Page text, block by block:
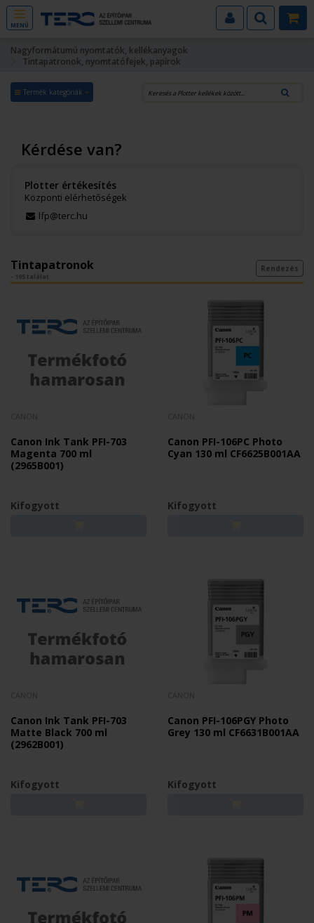
MENÜ
Nagyformátumú nyomtatók, kellékanyagok
Tintapatronok, nyomtatófejek, papírok
Termék kategóriák
Kérdése van?
Plotter értékesítés
Központi elérhetőségek
lfp@terc.hu
Tintapatronok
- 195 találat
Rendezés
Canon Ink Tank PFI-703
Magenta 700 ml
(2965B001)
Kifogyott
Canon PFI-106PC Photo
Cyan 130 ml CF6625B001AA
Kifogyott
Canon Ink Tank PFI-703
Matte Black 700 ml
(2962B001)
Kifogyott
Canon PFI-106PGY Photo
Grey 130 ml CF6631B001AA
Kifogyott